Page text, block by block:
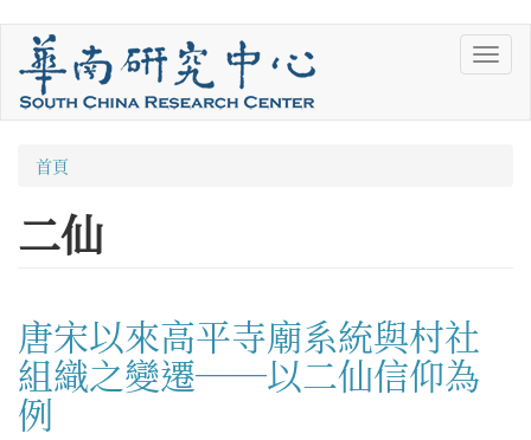
您
這
首頁
二仙
唐宋以來高平寺廟系統與村社
組織之變遷──以二仙信仰為
例